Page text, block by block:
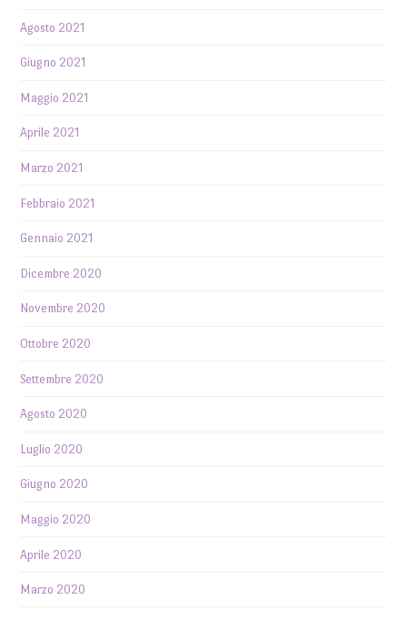
Agosto 2021
Giugno 2021
Maggio 2021
Aprile 2021
Marzo 2021
Febbraio 2021
Gennaio 2021
Dicembre 2020
Novembre 2020
Ottobre 2020
Settembre 2020
Agosto 2020
Luglio 2020
Giugno 2020
Maggio 2020
Aprile 2020
Marzo 2020